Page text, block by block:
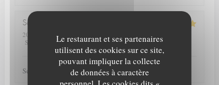
Le restaurant et ses partenaires
utilisent des cookies sur ce site,
pouvant impliquer la collecte
de données à caractère
Samuel
2026-06-10
- 19:00 - Couverts 4
Service
/5 Ambiance: 5/5 Cuisine :5/5 Qualité / Prix
Service et plats de qualité.